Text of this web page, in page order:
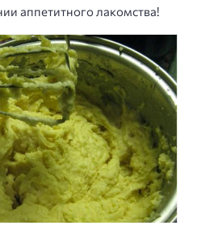
аппетитного лакомства!